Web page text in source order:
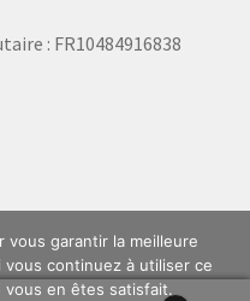
: FR10484916838
garantir la meilleure
continuez à utiliser ce
en êtes satisfait.